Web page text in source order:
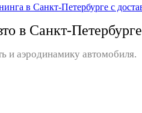
в Санкт-Петербурге
и аэродинамику автомобиля.